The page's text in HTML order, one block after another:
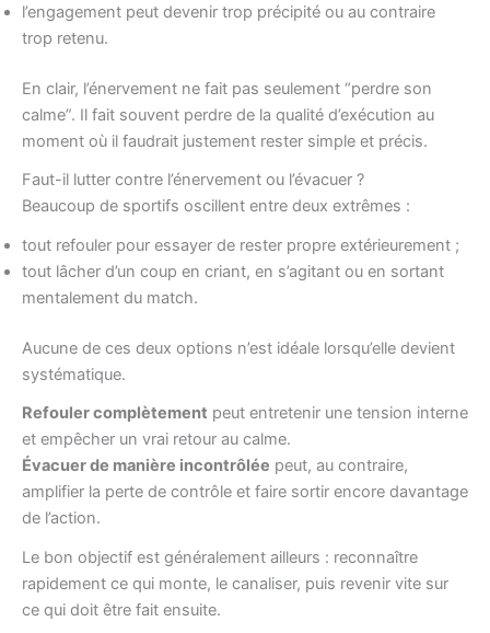
l’engagement peut devenir trop précipité ou au contraire
trop retenu.
En clair, l’énervement ne fait pas seulement “perdre son
calme”. Il fait souvent perdre de la qualité d’exécution au
moment où il faudrait justement rester simple et précis.
Faut-il lutter contre l’énervement ou l’évacuer ?
Beaucoup de sportifs oscillent entre deux extrêmes :
tout refouler pour essayer de rester propre extérieurement ;
tout lâcher d’un coup en criant, en s’agitant ou en sortant
mentalement du match.
Aucune de ces deux options n’est idéale lorsqu’elle devient
systématique.
Refouler complètement peut entretenir une tension interne
et empêcher un vrai retour au calme.
Évacuer de manière incontrôlée peut, au contraire,
amplifier la perte de contrôle et faire sortir encore davantage
de l’action.
Le bon objectif est généralement ailleurs : reconnaître
rapidement ce qui monte, le canaliser, puis revenir vite sur
ce qui doit être fait ensuite.